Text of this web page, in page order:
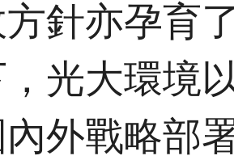
針亦孕育
光大環境
外戰略部